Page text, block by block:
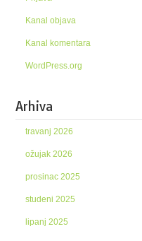
Kanal objava
Kanal komentara
WordPress.org
Arhiva
travanj 2026
ožujak 2026
prosinac 2025
studeni 2025
lipanj 2025